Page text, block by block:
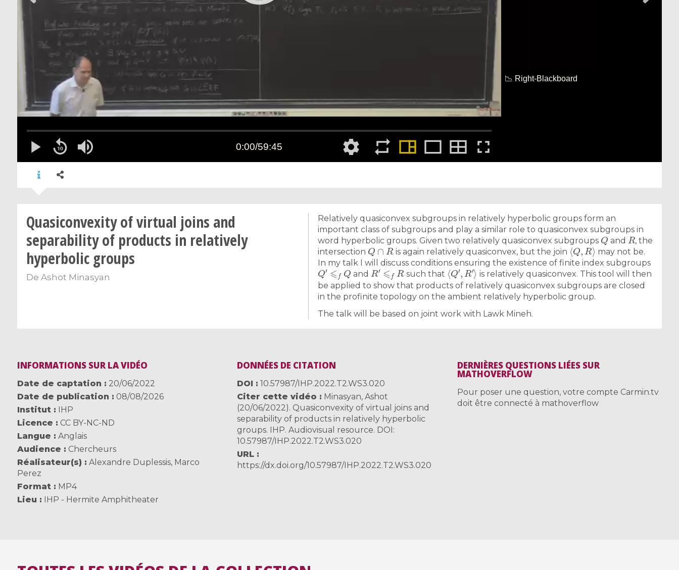
Quasiconvexity of virtual joins and
separability of products in relatively
hyperbolic groups
De Ashot Minasyan
Relatively quasiconvex subgroups in relatively hyperbolic groups form an
important class of subgroups and play a similar role to quasiconvex subgroups in
word hyperbolic groups. Given two relatively quasiconvex subgroups
Q
and
R
, the
intersection
Q∩R
is again relatively quasiconvex, but the join
⟨Q,R⟩
may not be.
In my talk I will discuss conditions ensuring the existence of finite index subgroups
Q′⩽fQ
and
R′⩽fR
such that
⟨Q′, R′⟩
is relatively quasiconvex. This tool will then
be applied to show that products of relatively quasiconvex subgroups are closed
in the profinite topology on the ambient relatively hyperbolic group.
The talk will be based on joint work with Lawk Mineh.
INFORMATIONS SUR LA VIDÉO
Date de captation
20/06/2022
Date de publication
08/08/2026
Institut
IHP
Licence
CC BY-NC-ND
Langue
Anglais
Audience
Chercheurs
Réalisateur(s)
Alexandre Duplessis, Marco
Perez
Format
MP4
Lieu
IHP - Hermite Amphitheater
DONNÉES DE CITATION
DOI
10.57987/IHP.2022.T2.WS3.020
Citer cette vidéo
Minasyan, Ashot
(20/06/2022). Quasiconvexity of virtual joins and
separability of products in relatively hyperbolic
groups. IHP. Audiovisual resource. DOI:
10.57987/IHP.2022.T2.WS3.020
URL
https://dx.doi.org/10.57987/IHP.2022.T2.WS3.020
DERNIÈRES QUESTIONS LIÉES SUR
MATHOVERFLOW
Pour poser une question, votre compte Carmin.tv
doit être connecté à mathoverflow